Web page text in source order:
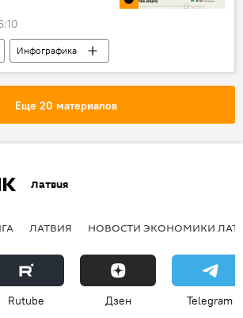
Инфографика
Латвии
Латвия
Еще 20 материалов
Латвия
ЛАТВИЯ НОВОСТИ ЭКОНОМИКИ
Rutube Дзен Telegram